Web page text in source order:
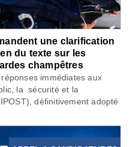
une clarification
du texte sur les
champêtres
immédiates aux
la sécurité et la
définitivement adopté